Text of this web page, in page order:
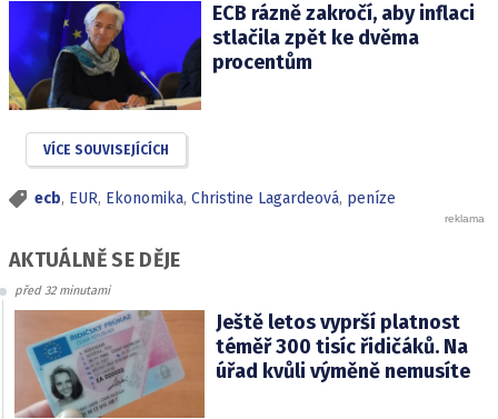
ECB rázně zakročí, aby inflaci
stlačila zpět ke dvěma
procentům
VÍCE SOUVISEJÍCÍCH
ecb, EUR, Ekonomika, Christine Lagardeová, peníze
AKTUÁLNĚ SE DĚJE
před 32 minutami
Ještě letos vyprší platnost
téměř 300 tisíc řidičáků. Na
úřad kvůli výměně nemusíte